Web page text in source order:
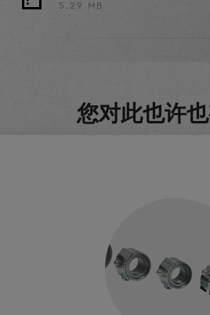
5.29 MB
您对此也许